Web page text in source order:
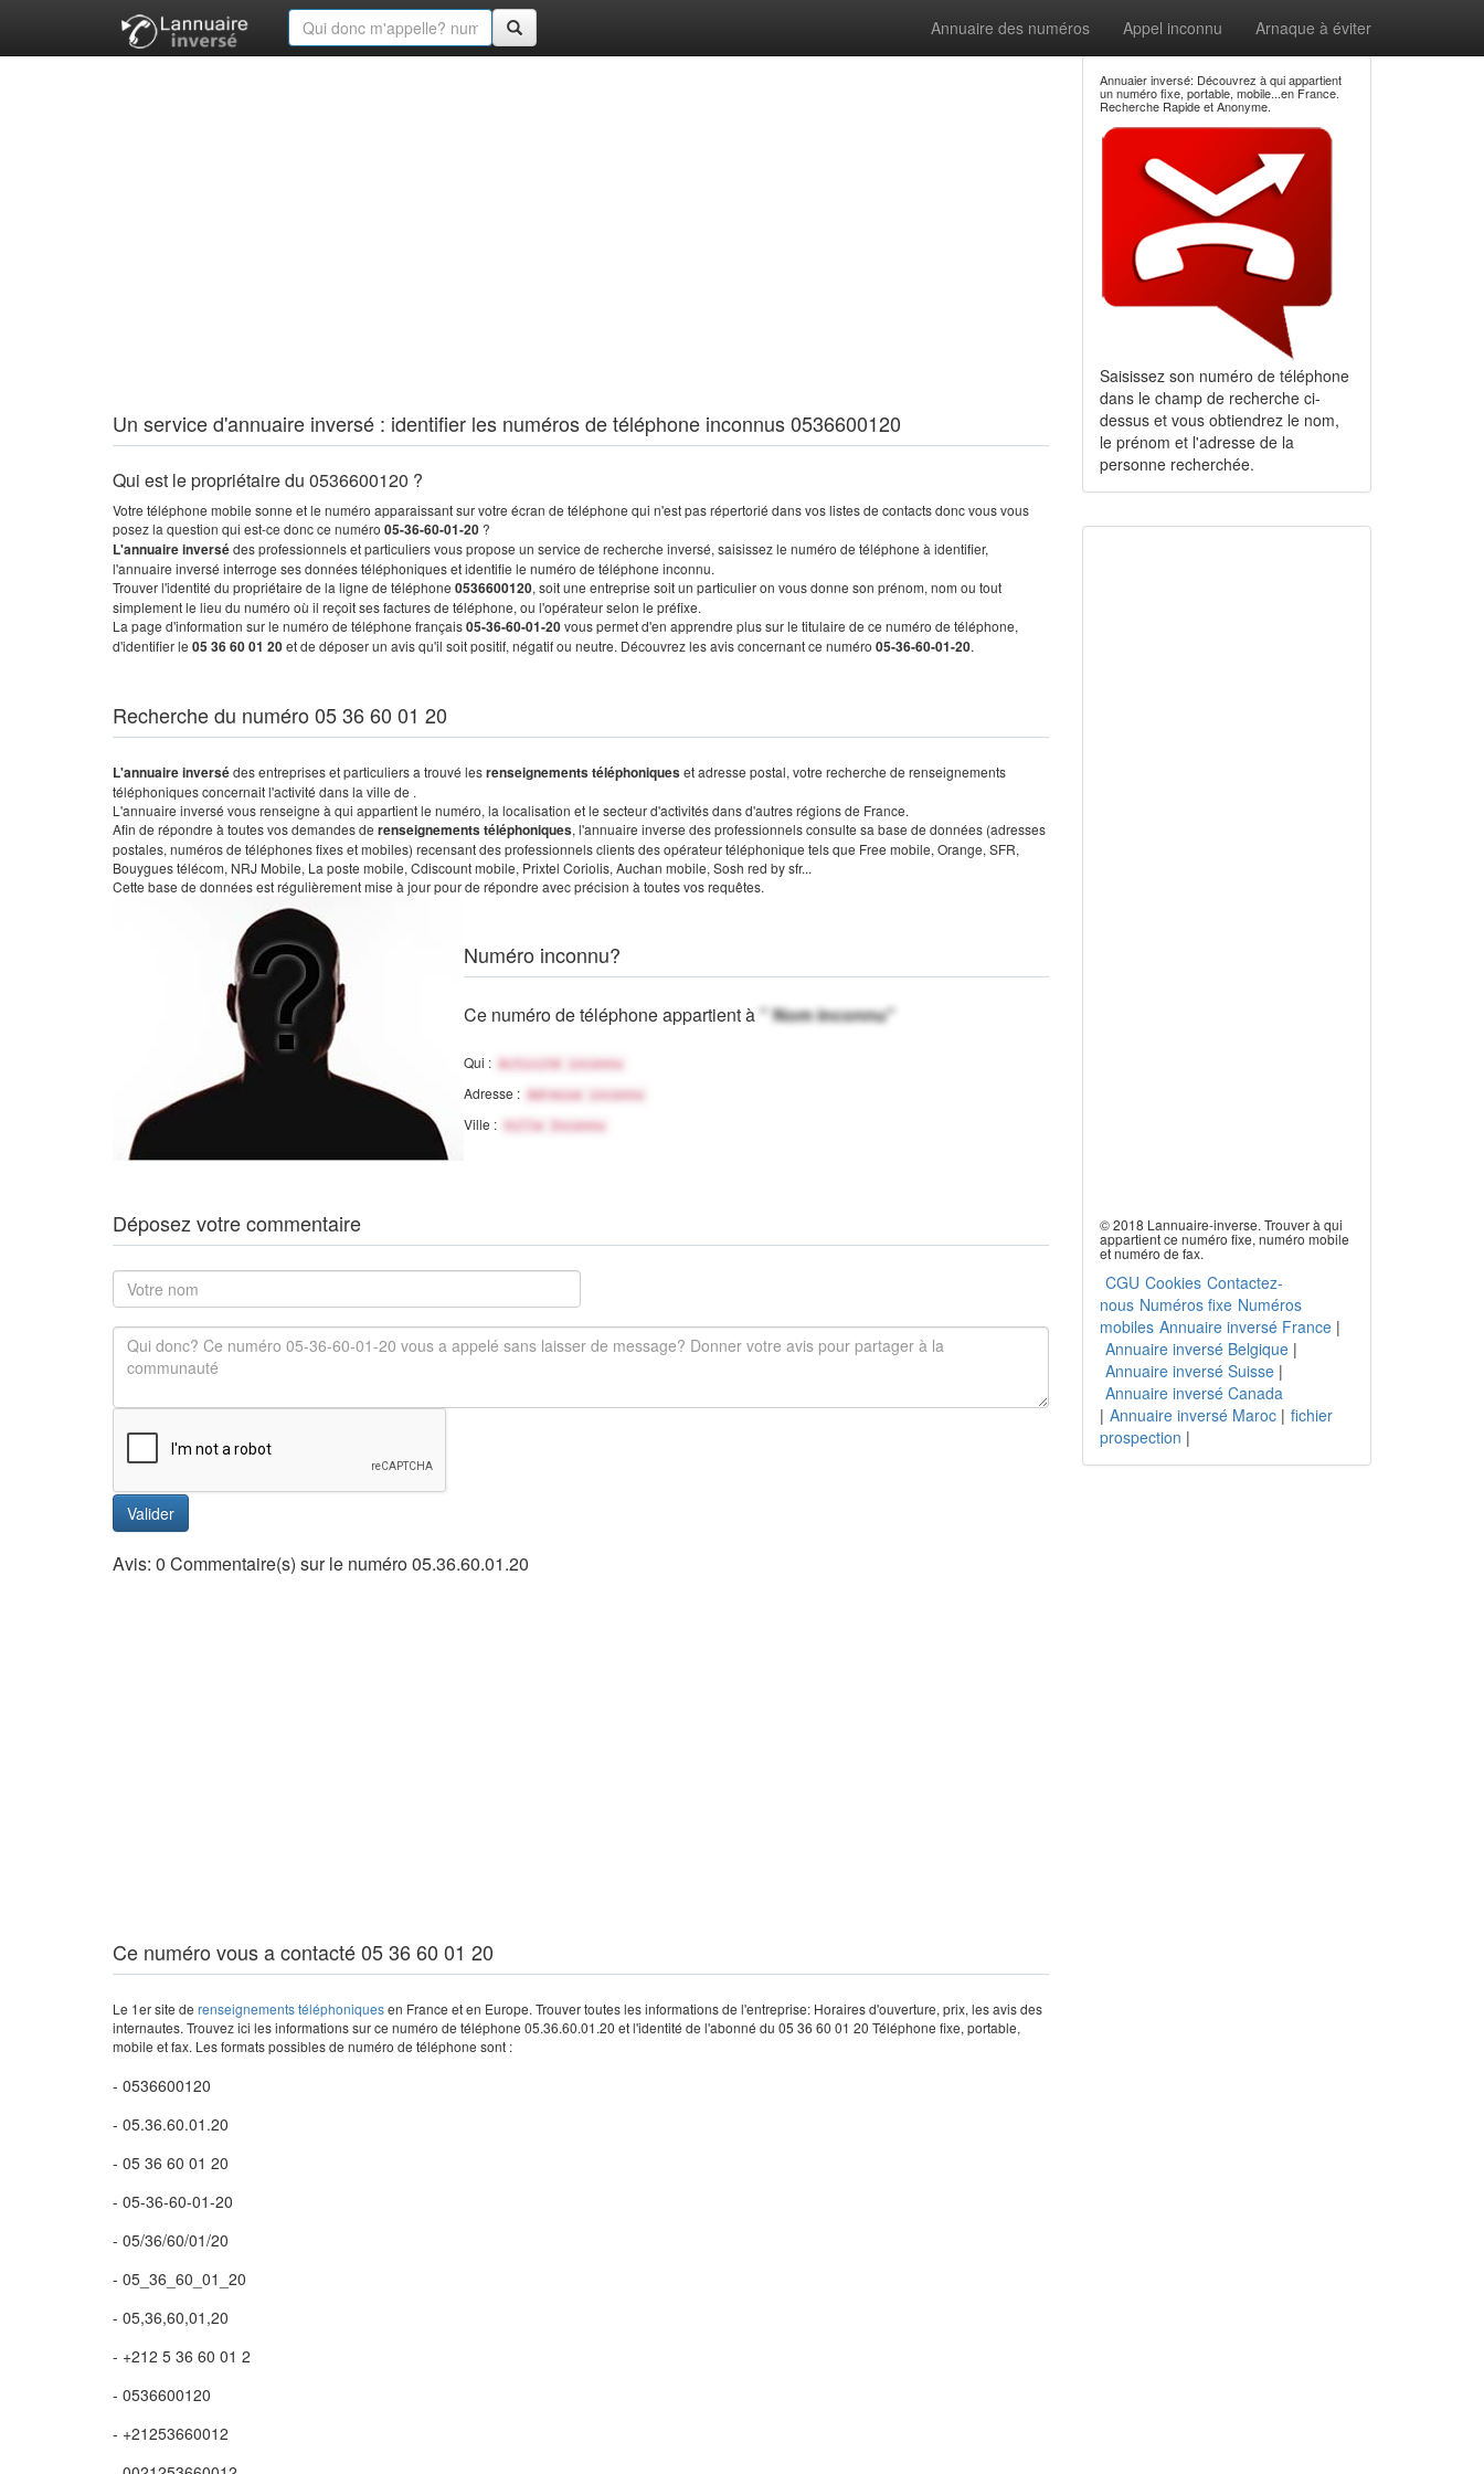
Annuaire des numéros Appel inconnu Arnaque à éviter
Un service d'annuaire inversé : identifier les numéros de téléphone inconnus 0536600120
Qui est le propriétaire du 0536600120 ?
Votre téléphone mobile sonne et le numéro apparaissant sur votre écran de téléphone qui n'est pas répertorié dans vos listes de contacts donc vous vous
posez la question qui est-ce donc ce numéro 05-36-60-01-20 ?
L'annuaire inversédes professionnels et particuliers vous propose un service de recherche inversé, saisissez le numéro de téléphone à identifier,
l'annuaire inversé interroge ses données téléphoniques et identifie le numéro de téléphone inconnu.
Trouver l'identité du propriétaire de la ligne de téléphone 0536600120, soit une entreprise soit un particulier on vous donne son prénom, nom ou tout
simplement le lieu du numéro où il reçoit ses factures de téléphone, ou l'opérateur selon le préfixe.
La page d'information sur le numéro de téléphone français05-36-60-01-20vous permet d'en apprendre plus sur le titulaire de ce numéro de téléphone,
d'identifier le 05 36 60 01 20et de déposer un avis qu'il soit positif, négatif ou neutre. Découvrez les avis concernant ce numéro 05-36-60-01-20.
Recherche du numéro 05 36 60 01 20
L'annuaire inversédes entreprises et particuliers a trouvé lesrenseignements téléphoniqueset adresse postal, votre recherche de renseignements
téléphoniques concernait l'activité dans la ville de .
L'annuaire inversé vous renseigne à qui appartient le numéro, la localisation et le secteur d'activités dans d'autres régions de France.
Afin de répondre à toutes vos demandes de renseignements téléphoniques, l'annuaire inverse des professionnels consulte sa base de données (adresses
postales, numéros de téléphones fixes et mobiles) recensant des professionnels clients des opérateur téléphonique tels que Free mobile, Orange, SFR,
Bouygues télécom, NRJ Mobile, La poste mobile, Cdiscount mobile, Prixtel Coriolis, Auchan mobile, Sosh red by sfr...
Cette base de données est régulièrement mise à jour pour de répondre avec précision à toutes vos requêtes.
Numéro inconnu?
Ce numéro de téléphone appartient à" Nom inconnu"
Qui : Activité inconnu
Adresse : Adresse inconnu
Ville : Ville Inconnu
Déposez votre commentaire
Valider
Avis: 0 Commentaire(s) sur le numéro 05.36.60.01.20
Ce numéro vous a contacté 05 36 60 01 20
Le 1er site de renseignements téléphoniquesen France et en Europe. Trouver toutes les informations de l'entreprise: Horaires d'ouverture, prix, les avis des
internautes. Trouvez ici les informations sur ce numéro de téléphone 05.36.60.01.20 et l'identité de l'abonné du 05 36 60 01 20 Téléphone fixe, portable,
mobile et fax. Les formats possibles de numéro de téléphone sont :
- 0536600120
- 05.36.60.01.20
- 05 36 60 01 20
- 05-36-60-01-20
- 05/36/60/01/20
- 05_36_60_01_20
- 05,36,60,01,20
- +212 5 36 60 01 2
- 0536600120
- +21253660012
Annuaier inversé: Découvrez à qui appartient
un numéro fixe, portable, mobile...en France.
Recherche Rapide et Anonyme.
Saisissez son numéro de téléphone
dans le champ de recherche ci-
dessus et vous obtiendrez le nom,
le prénom et l'adresse de la
personne recherchée.
© 2018 Lannuaire-inverse. Trouver à qui
appartient ce numéro fixe, numéro mobile
et numéro de fax.
CGU Cookies Contactez-
nous Numéros fixe Numéros
mobiles Annuaire inversé France|
Annuaire inversé Belgique|
Annuaire inversé Suisse|
Annuaire inversé Canada
| Annuaire inversé Maroc| fichier
prospection |